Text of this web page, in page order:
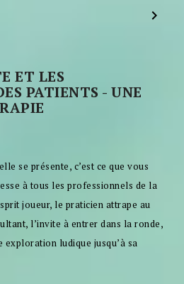

ET LES
PATIENTS - UNE
se présente, c’est ce que vous
à tous les professionnels de la
joueur, le praticien attrape au
l’invite à entrer dans la ronde,
exploration ludique jusqu’à sa